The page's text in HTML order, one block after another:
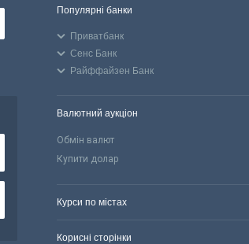
Популярні банки
Приватбанк
Сенс Банк
Райффайзен Банк
Валютний аукціон
Обмін валют
Купити долар
Курси по містах
Корисні сторінки